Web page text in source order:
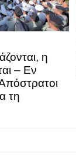
η
– Εν
τη